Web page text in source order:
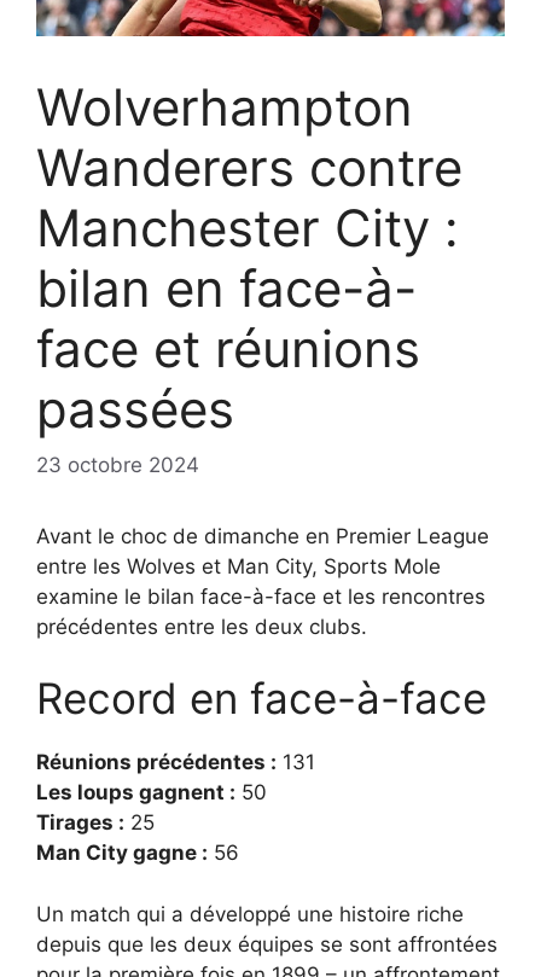
Wolverhampton
Wanderers contre
Manchester City :
bilan en face-à-
face et réunions
passées
23 octobre 2024
Avant le choc de dimanche en Premier League
entre les Wolves et Man City, Sports Mole
examine le bilan face-à-face et les rencontres
précédentes entre les deux clubs.
Record en face-à-face
Réunions précédentes : 131
Les loups gagnent : 50
Tirages : 25
Man City gagne : 56
Un match qui a développé une histoire riche
depuis que les deux équipes se sont affrontées